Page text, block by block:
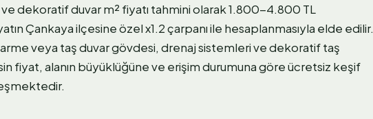
dekoratif duvar m² fiyatı tahmini olarak 1.800-4.800 TL
Çankaya ilçesine özel x1.2 çarpanı ile hesaplanmasıyla elde edilir.
veya taş duvar gövdesi, drenaj sistemleri ve dekoratif taş
fiyat, alanın büyüklüğüne ve erişim durumuna göre ücretsiz keşif